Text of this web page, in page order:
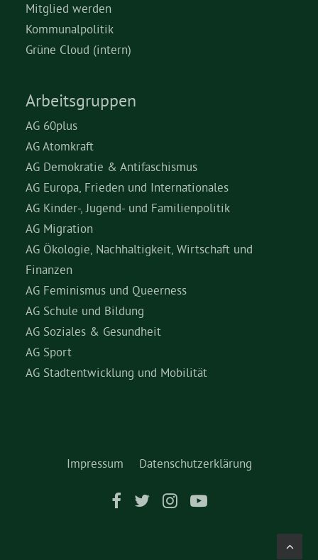
Mitglied werden
Kommunalpolitik
Grüne Cloud (intern)
Arbeitsgruppen
AG 60plus
AG Atomkraft
AG Demokratie & Antifaschismus
AG Europa, Frieden und Internationales
AG Kinder-, Jugend- und Familienpolitik
AG Migration
AG Ökologie, Nachhaltigkeit, Wirtschaft und
Finanzen
AG Feminismus und Queerness
AG Schule und Bildung
AG Soziales & Gesundheit
AG Sport
AG Stadtentwicklung und Mobilität
Impressum Datenschutzerklärung